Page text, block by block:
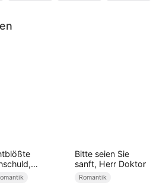
Liebe
Bitte seien Sie
sanft, Herr Doktor
Romantik